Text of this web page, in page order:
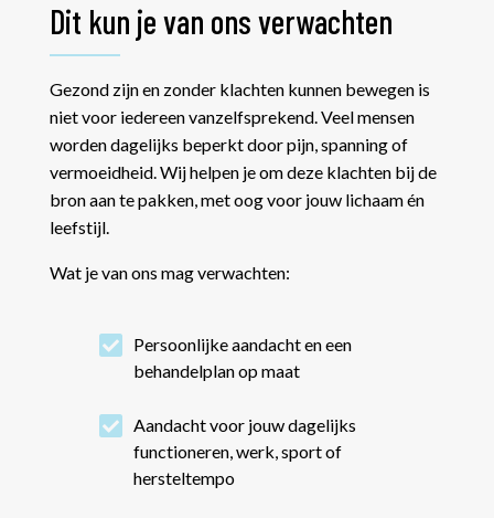
Dit kun je van ons verwachten
Gezond zijn en zonder klachten kunnen bewegen is
niet voor iedereen vanzelfsprekend. Veel mensen
worden dagelijks beperkt door pijn, spanning of
vermoeidheid. Wij helpen je om deze klachten bij de
bron aan te pakken, met oog voor jouw lichaam én
leefstijl.
Wat je van ons mag verwachten:

Persoonlijke aandacht en een
behandelplan op maat

Aandacht voor jouw dagelijks
functioneren, werk, sport of
hersteltempo